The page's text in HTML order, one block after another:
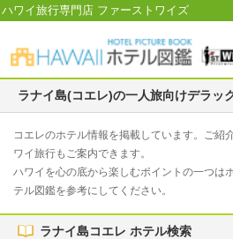
ハワイ旅行専門店 ファーストワイズ
ラナイ島(コエレ)の一人旅向けデラッ
コエレのホテル情報を掲載しています。ご紹
ワイ旅行もご案内できます。
ハワイを心の底から楽しむポイントの一つは
テル図鑑を参考にしてください。
ラナイ島コエレ ホテル検索